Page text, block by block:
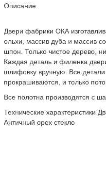
Описание
Двери фабрики ОКА
ольхи, массив дуба и массив
шпон. Только чистое дерево,
Каждая деталь и филенка
шлифовку вручную. Все
прокрашиваются, и только
Все полотна производятся с
Технические характеристики
Античный орех стекло